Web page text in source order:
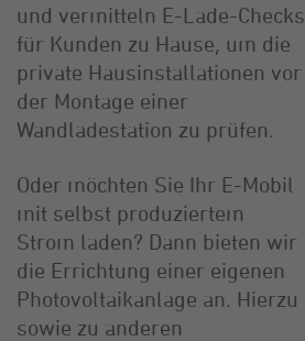
und vermitteln E-Lade-Checks
für Kunden zu Hause, um die
private Hausinstallationen vor
der Montage einer
Wandladestation zu prüfen.
Oder möchten Sie Ihr E-Mobil
mit selbst produziertem
Strom laden? Dann bieten wir
die Errichtung einer eigenen
Photovoltaikanlage an. Hierzu
sowie zu anderen